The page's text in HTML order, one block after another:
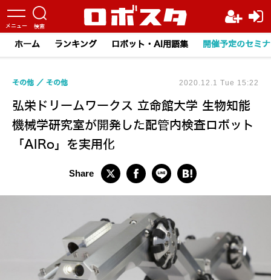
ホーム ランキング ロボット・AI用語集 開催予定のセミ
弘栄ドリームワークス 立命館大学 生物知能
機械学研究室が開発した配管内検査ロボット
「AIRo」を実用化
その他 その他 2020.12.1 Tue 15:22